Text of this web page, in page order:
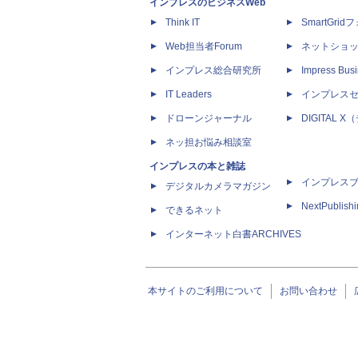
インプレスのビジネスWeb
Think IT
Web担当者Forum
インプレス総合研究所
IT Leaders
ドローンジャーナル
ネッ担お悩み相談室
インプレスの本と雑誌
デジタルカメラマガジン
できるネット
インターネット白書ARCHIVES
SmartGridフ
ネットショ
Impress
インプレス
DIGITAL X（
インプレス
本サイトのご利用について お問い合わせ